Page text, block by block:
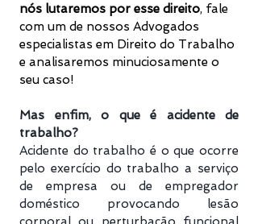
nós lutaremos por esse direito, fale
com um de nossos Advogados
especialistas em Direito do Trabalho
e analisaremos minuciosamente o
seu caso!
Mas enfim, o que é acidente de
trabalho?
Acidente do trabalho é o que ocorre
pelo exercício do trabalho a serviço
de empresa ou de empregador
doméstico provocando lesão